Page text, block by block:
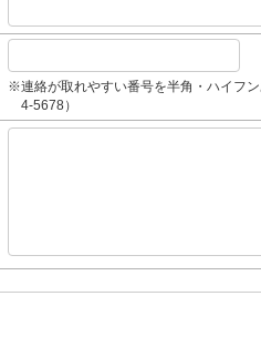
※連絡が取れやすい番号を半角・ハイフ
4-5678）